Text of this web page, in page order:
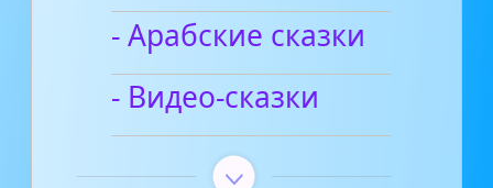
- Арабские сказки
- Видео-сказки